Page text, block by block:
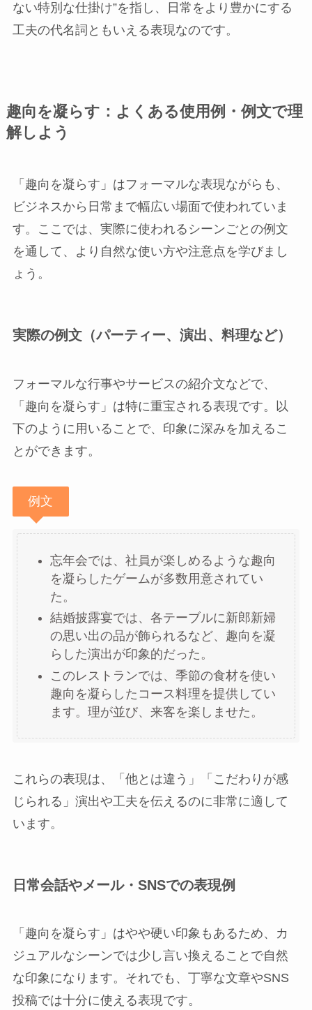
ない特別な仕掛け”を指し、日常をより豊かにする
工夫の代名詞ともいえる表現なのです。
趣向を凝らす：よくある使用例・例文で理
解しよう
「趣向を凝らす」はフォーマルな表現ながらも、
ビジネスから日常まで幅広い場面で使われていま
す。ここでは、実際に使われるシーンごとの例文
を通して、より自然な使い方や注意点を学びまし
ょう。
実際の例文（パーティー、演出、料理など）
フォーマルな行事やサービスの紹介文などで、
「趣向を凝らす」は特に重宝される表現です。以
下のように用いることで、印象に深みを加えるこ
とができます。
例文
忘年会では、社員が楽しめるような趣向
を凝らしたゲームが多数用意されてい
た。
結婚披露宴では、各テーブルに新郎新婦
の思い出の品が飾られるなど、趣向を凝
らした演出が印象的だった。
このレストランでは、季節の食材を使い
趣向を凝らしたコース料理を提供してい
ます。理が並び、来客を楽しませた。
これらの表現は、「他とは違う」「こだわりが感
じられる」演出や工夫を伝えるのに非常に適して
います。
日常会話やメール・SNSでの表現例
「趣向を凝らす」はやや硬い印象もあるため、カ
ジュアルなシーンでは少し言い換えることで自然
な印象になります。それでも、丁寧な文章やSNS
投稿では十分に使える表現です。